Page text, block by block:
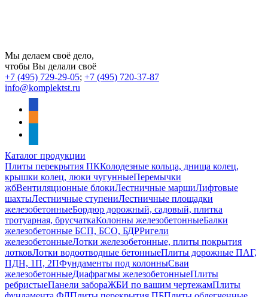
Мы делаем своё дело,
чтобы Вы делали своё
+7 (495) 729-29-05; +7 (495) 720-37-87
info@komplektst.ru
Каталог продукции
Плиты перекрытия ПККолодезные кольца, днища колец,
крышки колец, люки чугунныеПеремычки
жбВентиляционные блокиЛестничные маршиЛифтовые
шахтыЛестничные ступениЛестничные площадки
железобетонныеБордюр дорожный, садовый, плитка
тротуарная, брусчаткаКолонны железобетонныеБалки
железобетонные БСП, БСО, БДРРигели
железобетонныеЛотки железобетонные, плиты покрытия
лотковЛотки водоотводные бетонныеПлиты дорожные ПАГ,
ПДН, 1П, 2ПФундаменты под колонныСваи
железобетонныеДиафрагмы железобетонныеПлиты
ребристыеПанели забораЖБИ по вашим чертежамПлиты